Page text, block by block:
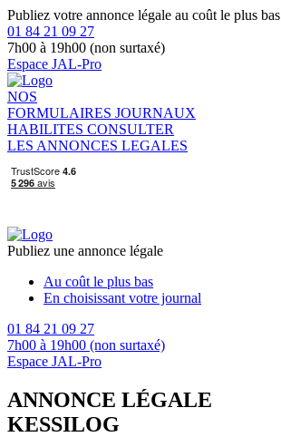
Publiez votre annonce légale au coût le plus bas
01 84 21 09 27
7h00 à 19h00 (non surtaxé)
Espace JAL-Pro
NOS
FORMULAIRES JOURNAUX
HABILITES CONSULTER
LES ANNONCES LEGALES
Publiez une annonce légale
Au coût le plus bas
En choisissant votre journal
01 84 21 09 27
7h00 à 19h00 (non surtaxé)
Espace JAL-Pro
ANNONCE LÉGALE
KESSILOG